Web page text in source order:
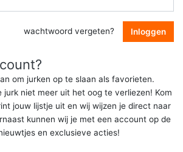
wachtwoord vergeten? Inloggen
om jurken op te slaan als favorieten.
jurk niet meer uit het oog te verliezen! Kom
jouw lijstje uit en wij wijzen je direct naar
kunnen wij je met een account op de
en exclusieve acties!